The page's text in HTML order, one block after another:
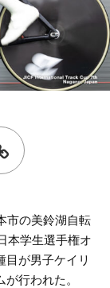
市の美鈴湖自転
本学生選手権オ
目が男子ケイリ
行われた。